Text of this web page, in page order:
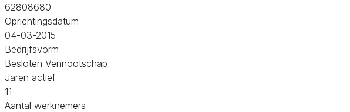
62808680
Oprichtingsdatum
04-03-2015
Bedrijfsvorm
Besloten Vennootschap
Jaren actief
11
Aantal werknemers